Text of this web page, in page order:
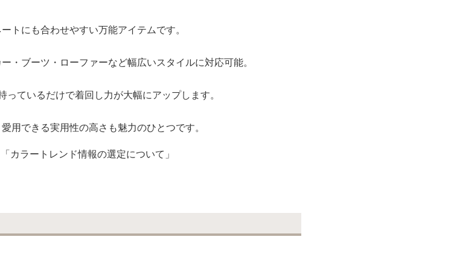
トにも合わせやすい万能アイテムです。
・ブーツ・ローファーなど幅広いスタイルに対応可能。
ているだけで着回し力が大幅にアップします。
用できる実用性の高さも魅力のひとつです。
カラートレンド情報の選定について」